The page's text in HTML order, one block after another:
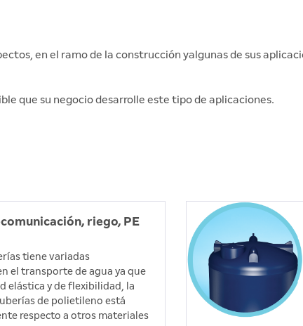
en el ramo de la construcción yalgunas de sus
que su negocio desarrolle este tipo de aplicaciones.
riego, PE
tiene variadas
el transporte de agua ya que
elástica y de flexibilidad, la
de polietileno está
respecto a otros materiales